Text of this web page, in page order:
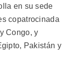
en su sede
copatrocinada
Congo, y
Pakistán y